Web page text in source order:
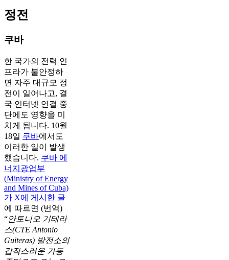
정전
쿠바
한 국가의 전력 인
프라가 불안정하
면 자주 대규모 정
전이 일어나고, 결
국 인터넷 연결 중
단에도 영향을 미
치게 됩니다. 10월
18일 쿠바에서도
이러한 일이 발생
했습니다. 쿠바 에
너지광업부
(Ministry of Energy
and Mines of Cuba)
가 X에 게시한 글
에 따르면 (번역)
“안토니오 기테라
스(CTE Antonio
Guiteras) 발전소의
갑작스러운 가동